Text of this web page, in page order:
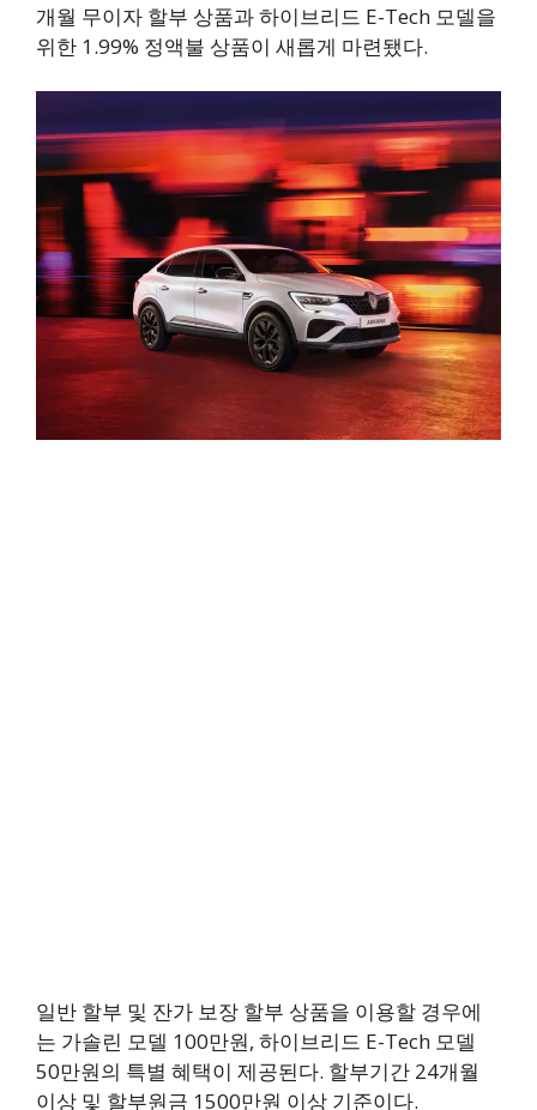
개월 무이자 할부 상품과 하이브리드 E-Tech 모델을
위한 1.99% 정액불 상품이 새롭게 마련됐다.
일반 할부 및 잔가 보장 할부 상품을 이용할 경우에
는 가솔린 모델 100만원, 하이브리드 E-Tech 모델
50만원의 특별 혜택이 제공된다. 할부기간 24개월
이상 및 할부원금 1500만원 이상 기준이다.